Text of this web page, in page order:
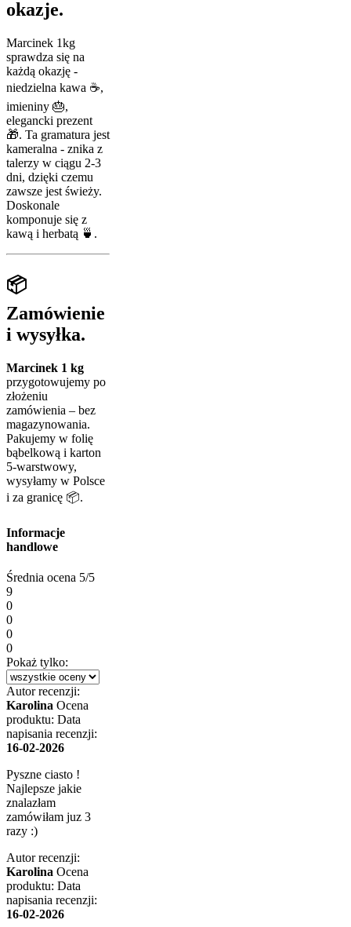
okazje.
Marcinek 1kg
sprawdza się na
każdą okazję -
niedzielna kawa ☕,
imieniny 🎂,
elegancki prezent
🎁. Ta gramatura jest
kameralna - znika z
talerzy w ciągu 2-3
dni, dzięki czemu
zawsze jest świeży.
Doskonale
komponuje się z
kawą i herbatą 🍵.
📦
Zamówienie
i wysyłka.
Marcinek 1 kg
przygotowujemy po
złożeniu
zamówienia – bez
magazynowania.
Pakujemy w folię
bąbelkową i karton
5-warstwowy,
wysyłamy w Polsce
i za granicę 📦.
Informacje
handlowe
Średnia ocena 5/5
9
0
0
0
0
Pokaż tylko:
Autor recenzji:
Karolina Ocena
produktu: Data
napisania recenzji:
16-02-2026
Pyszne ciasto !
Najlepsze jakie
znalazłam
zamówiłam juz 3
razy :)
Autor recenzji:
Karolina Ocena
produktu: Data
napisania recenzji:
16-02-2026